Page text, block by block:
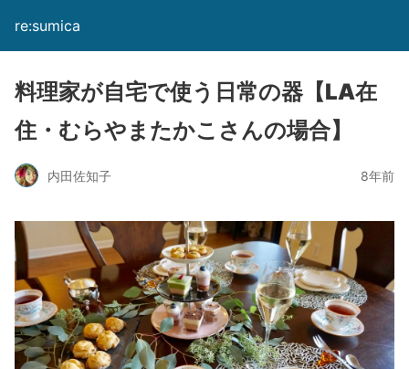
re:sumica
料理家が自宅で使う日常の器【LA在
住・むらやまたかこさんの場合】
内田佐知子 8年前